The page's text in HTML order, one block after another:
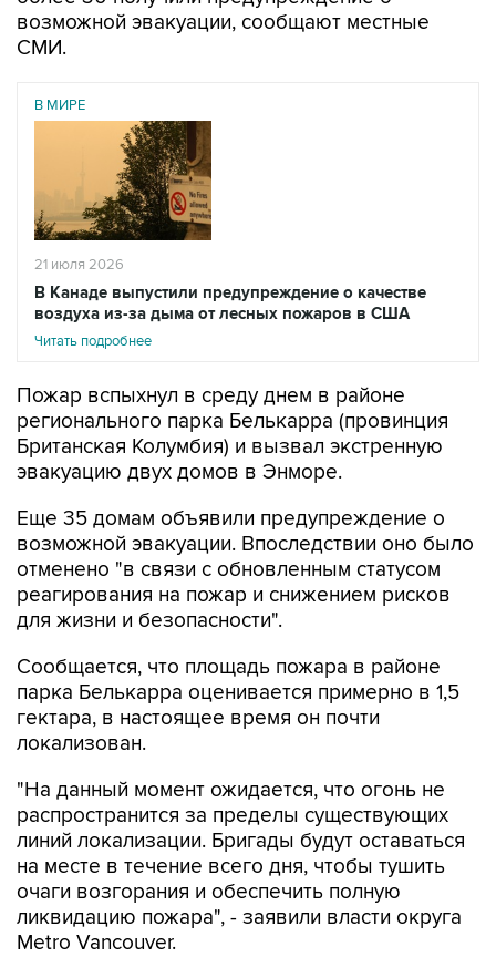
возможной эвакуации, сообщают местные
СМИ.
В МИРЕ
21 июля 2026
В Канаде выпустили предупреждение о качестве
воздуха из-за дыма от лесных пожаров в США
Читать подробнее
Пожар вспыхнул в среду днем в районе
регионального парка Белькарра (провинция
Британская Колумбия) и вызвал экстренную
эвакуацию двух домов в Энморе.
Еще 35 домам объявили предупреждение о
возможной эвакуации. Впоследствии оно было
отменено "в связи с обновленным статусом
реагирования на пожар и снижением рисков
для жизни и безопасности".
Сообщается, что площадь пожара в районе
парка Белькарра оценивается примерно в 1,5
гектара, в настоящее время он почти
локализован.
"На данный момент ожидается, что огонь не
распространится за пределы существующих
линий локализации. Бригады будут оставаться
на месте в течение всего дня, чтобы тушить
очаги возгорания и обеспечить полную
ликвидацию пожара", - заявили власти округа
Metro Vancouver.